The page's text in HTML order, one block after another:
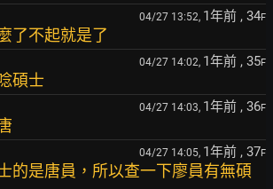
04/27 13:52, 1年前 , 34F
了不起就是了
04/27 14:02, 1年前 , 35F
碩士
04/27 14:03, 1年前 , 36F
04/27 14:05, 1年前 , 37F
的是唐員，所以查一下廖員有無碩